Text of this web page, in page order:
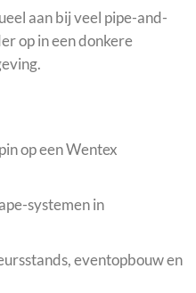
aan bij veel pipe-and-
op in een donkere
op een Wentex
systemen in
eventopbouw en